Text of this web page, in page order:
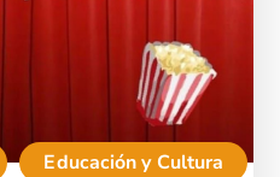
Educación y Cultura